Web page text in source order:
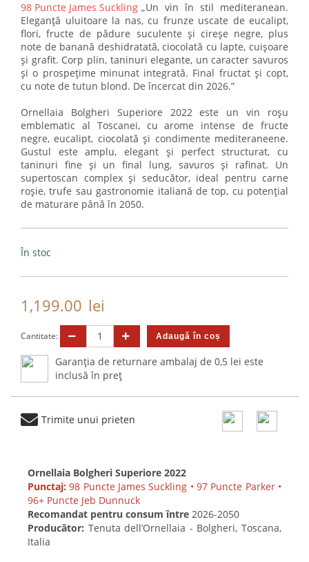
98 Puncte James Suckling „Un vin în stil mediteranean.
Eleganță uluitoare la nas, cu frunze uscate de eucalipt,
flori, fructe de pădure suculente și cireșe negre, plus
note de banană deshidratată, ciocolată cu lapte, cuișoare
și grafit. Corp plin, taninuri elegante, un caracter savuros
și o prospețime minunat integrată. Final fructat și copt,
cu note de tutun blond. De încercat din 2026.”
Ornellaia Bolgheri Superiore 2022 este un vin roșu
emblematic al Toscanei, cu arome intense de fructe
negre, eucalipt, ciocolată și condimente mediteraneene.
Gustul este amplu, elegant și perfect structurat, cu
taninuri fine și un final lung, savuros și rafinat. Un
supertoscan complex și seducător, ideal pentru carne
roșie, trufe sau gastronomie italiană de top, cu potențial
de maturare până în 2050.
În stoc
1,199.00 lei
Cantitate:
Garanția de returnare ambalaj de 0,5 lei este
inclusă în preț
Trimite unui prieten
Ornellaia Bolgheri Superiore 2022
Punctaj: 98 Puncte James Suckling • 97 Puncte Parker •
96+ Puncte Jeb Dunnuck
Recomandat pentru consum între 2026-2050
Producător: Tenuta dell’Ornellaia - Bolgheri, Toscana,
Italia